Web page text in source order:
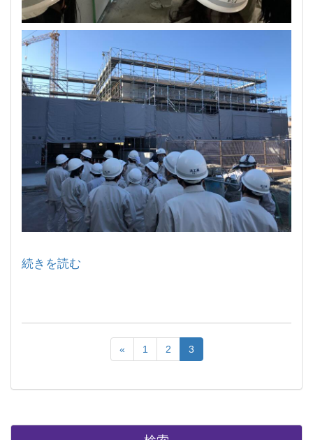
続きを読む
« 1 2 3